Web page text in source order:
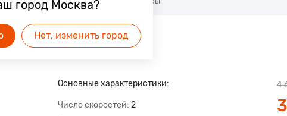
город Москва?
Нет, изменить город
Основные характеристики:
Число скоростей 2
4